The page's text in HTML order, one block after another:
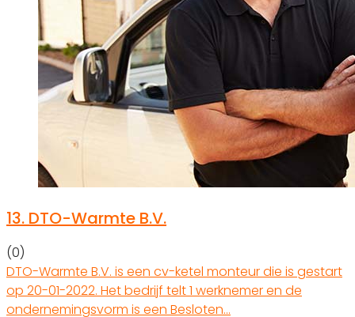
13. DTO-Warmte B.V.
(0)
DTO-Warmte B.V. is een cv-ketel monteur die is gestart
op 20-01-2022. Het bedrijf telt 1 werknemer en de
ondernemingsvorm is een Besloten…